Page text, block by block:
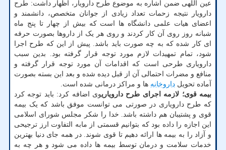
عین اللهی ضمن اشاره به موضوع طرح دارویار، اظهار داشت: طرح
دارویار نتیجه زحمات تعداد زیادی از جوانان متخصص، دانشمند و
اعضای هیات علمی دانشگاه ها است که بیش از چهار تا پنج ماه
شبانه روز روی آن کار کردند و روی هر یک از داروها بصورت حرفه
ای کار شده که به چه صورت باید باشد. پیش از این که طرح اجرا
شود، تمام تمهیدات لازم مورد توجه قرار گرفته بود. بدین سبب
دارویاری طرحی است که اقدامات آن مورد توجه قرار گرفته و
منافع و مضرات احتمالی آن از قبل دیده شده و بعد این بسته بصورت
آماده تحویل داروخانه ها و مراکز درمانی شده است.
بیمه قوی؛ لازمه اجرای طرح دارویاریوی اضافه کرد: باید توجه کرد
که طرح دارویاری در صورتی می توانست موفق باشد که یک بیمه
قوی و پشتیبان هم داشته باشد. خدا را شکر مجلس شورای اسلامی
این اجازه را داده بود که بتوانیم قسمتی از مابه التفاوت ارز ترجیحی
و آزاد را به بیمه ها ارائه دهیم تا قوی شوند. در همه جای دنیا بهترین
خدمات سلامت و درمان توسط بیمه ها داده می شود و هر چه به